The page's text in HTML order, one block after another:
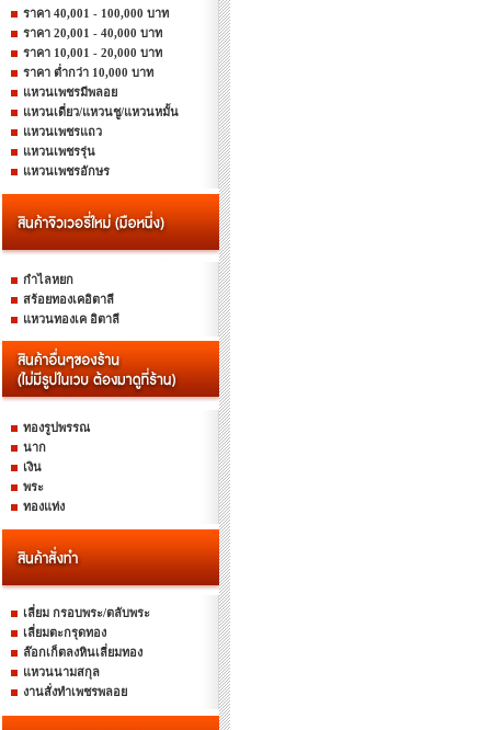
ราคา 40,001 - 100,000 บาท
ราคา 20,001 - 40,000 บาท
ราคา 10,001 - 20,000 บาท
ราคา ต่ำกว่า 10,000 บาท
แหวนเพชรมีพลอย
แหวนเดี่ยว/แหวนชู/แหวนหมั้น
แหวนเพชรแถว
แหวนเพชรรุ่น
แหวนเพชรอักษร
กำไลหยก
สร้อยทองเคอิตาลี
แหวนทองเค อิตาลี
ทองรูปพรรณ
นาก
เงิน
พระ
ทองแท่ง
เลี่ยม กรอบพระ/ตลับพระ
เลี่ยมตะกรุดทอง
ล๊อกเก็ตลงหินเลี่ยมทอง
แหวนนามสกุล
งานสั่งทำเพชรพลอย